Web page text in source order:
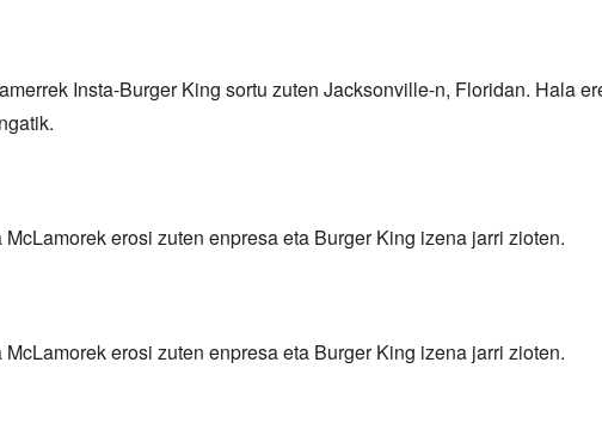
Insta-Burger King sortu zuten Jacksonville-n, Floridan. Hala
McLamorek erosi zuten enpresa eta Burger King izena jarri zioten.
McLamorek erosi zuten enpresa eta Burger King izena jarri zioten.